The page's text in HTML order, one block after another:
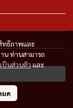
ทธิภาพและ
น ท่านสามารถ
ป็นส่วนตัวและ
มด